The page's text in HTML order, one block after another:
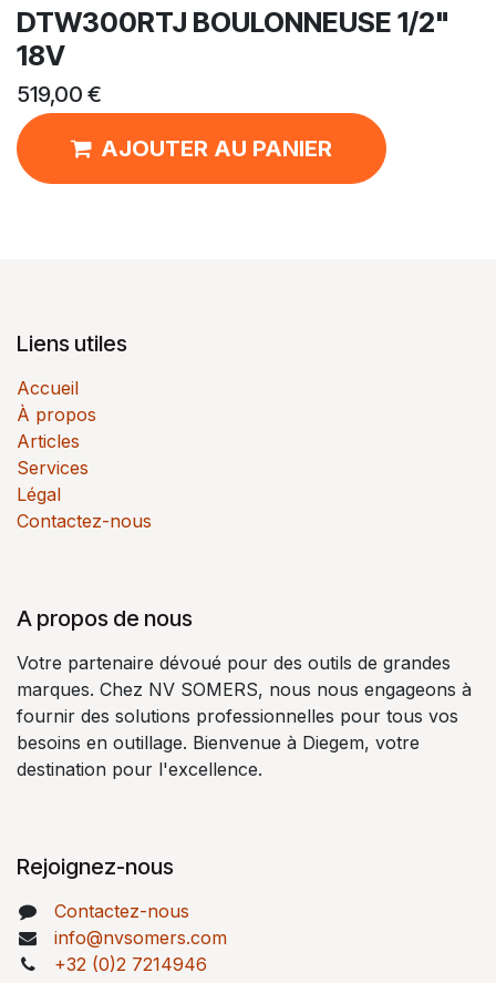
DTW300RTJ BOULONNEUSE 1/2"
18V
519,00 €
AJOUTER AU PANIER
Liens utiles
Accueil
À propos
Articles
Services
Légal
Contactez-nous
A propos de nous
Votre partenaire dévoué pour des outils de grandes
marques. Chez NV SOMERS, nous nous engageons à
fournir des solutions professionnelles pour tous vos
besoins en outillage. Bienvenue à Diegem, votre
destination pour l'excellence.
Rejoignez-nous
Contactez-nous
info@nvsomers.com
+32 (0)2 7214946